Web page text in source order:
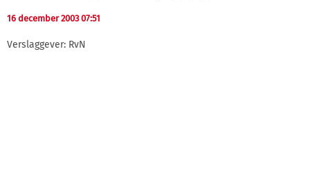
16 december 2003 07:51
Verslaggever: RvN